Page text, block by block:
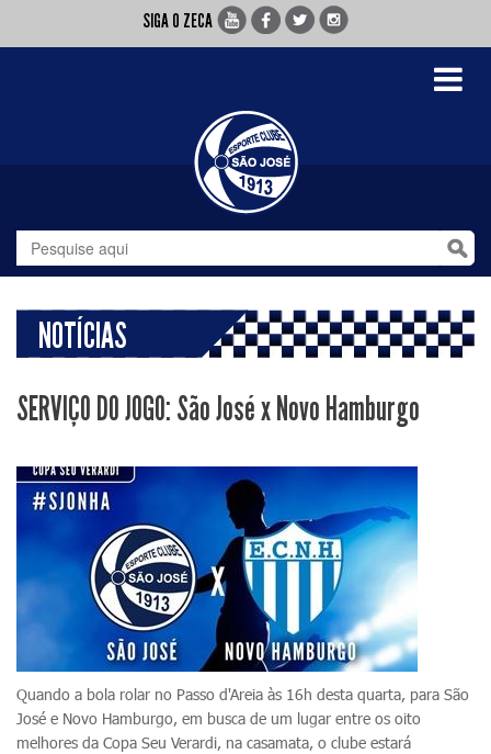
SIGA O ZECA
Toggle
NOTÍCIAS
SERVIÇO DO JOGO: São José x Novo Hamburgo
Quando a bola rolar no Passo d'Areia às 16h desta quarta, para São
José e Novo Hamburgo, em busca de um lugar entre os oito
melhores da Copa Seu Verardi, na casamata, o clube estará